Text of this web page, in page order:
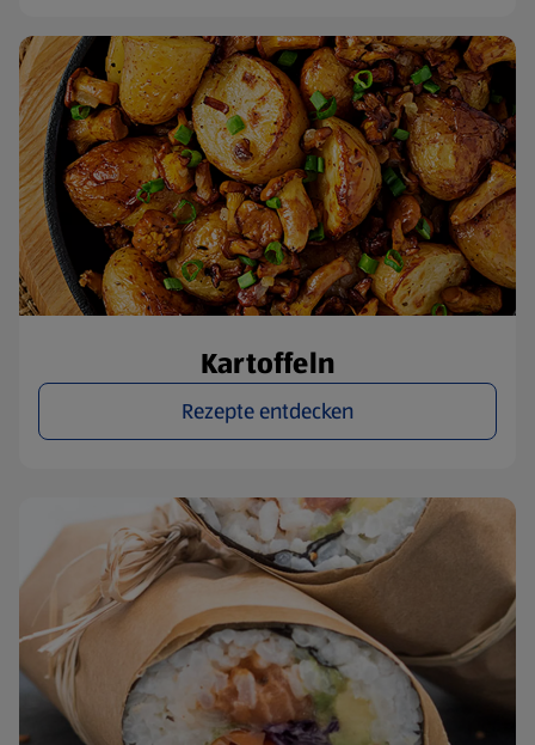
Kartoffeln
Rezepte entdecken